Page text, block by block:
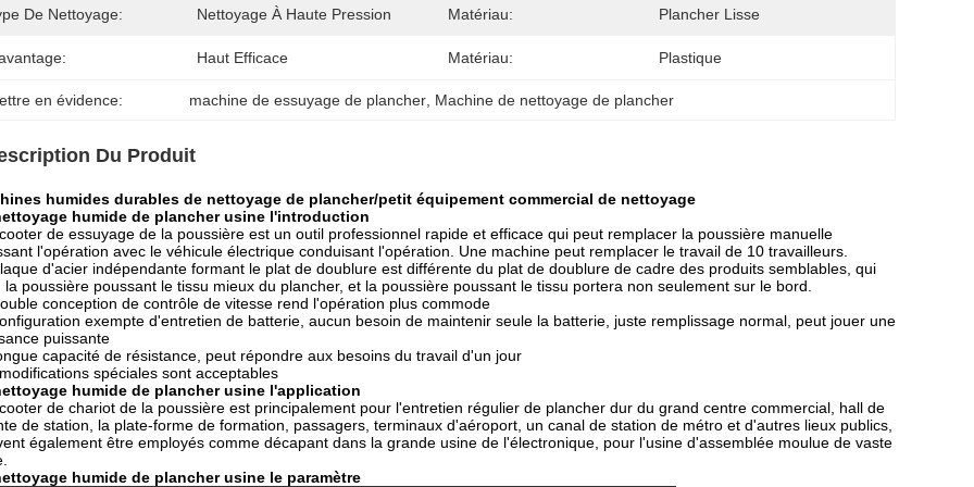
De Nettoyage: Nettoyage À Haute Pression Matériau: Plancher Lisse
Haut Efficace Matériau: Plastique
en évidence: machine de essuyage de plancher Machine de nettoyage de plancher
Du Produit
humides durables de nettoyage de plancher/petit équipement commercial de nettoyage
humide de plancher usine l'introduction
de essuyage de la poussière est un outil professionnel rapide et efficace qui peut remplacer la poussière manuelle
l'opération avec le véhicule électrique conduisant l'opération. Une machine peut remplacer le travail de 10 travailleurs.
d'acier indépendante formant le plat de doublure est différente du plat de doublure de cadre des produits semblables, qui
la poussière poussant le tissu mieux du plancher, et la poussière poussant le tissu portera non seulement sur le bord.
conception de contrôle de vitesse rend l'opération plus commode
exempte d'entretien de batterie, aucun besoin de maintenir seule la batterie, juste remplissage normal, peut jouer une
puissante
capacité de résistance, peut répondre aux besoins du travail d'un jour
spéciales sont acceptables
humide de plancher usine l'application
de chariot de la poussière est principalement pour l'entretien régulier de plancher dur du grand centre commercial, hall de
de station, la plate-forme de formation, passagers, terminaux d'aéroport, un canal de station de métro et d'autres lieux publics,
également être employés comme décapant dans la grande usine de l'électronique, pour l'usine d'assemblée moulue de vaste
humide de plancher usine le paramètre